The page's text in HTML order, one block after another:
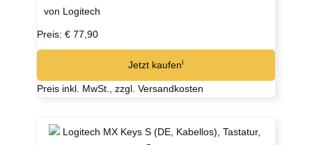
von Logitech
Preis: € 77,90
Jetzt kaufenℹ︎
Preis inkl. MwSt., zzgl. Versandkosten